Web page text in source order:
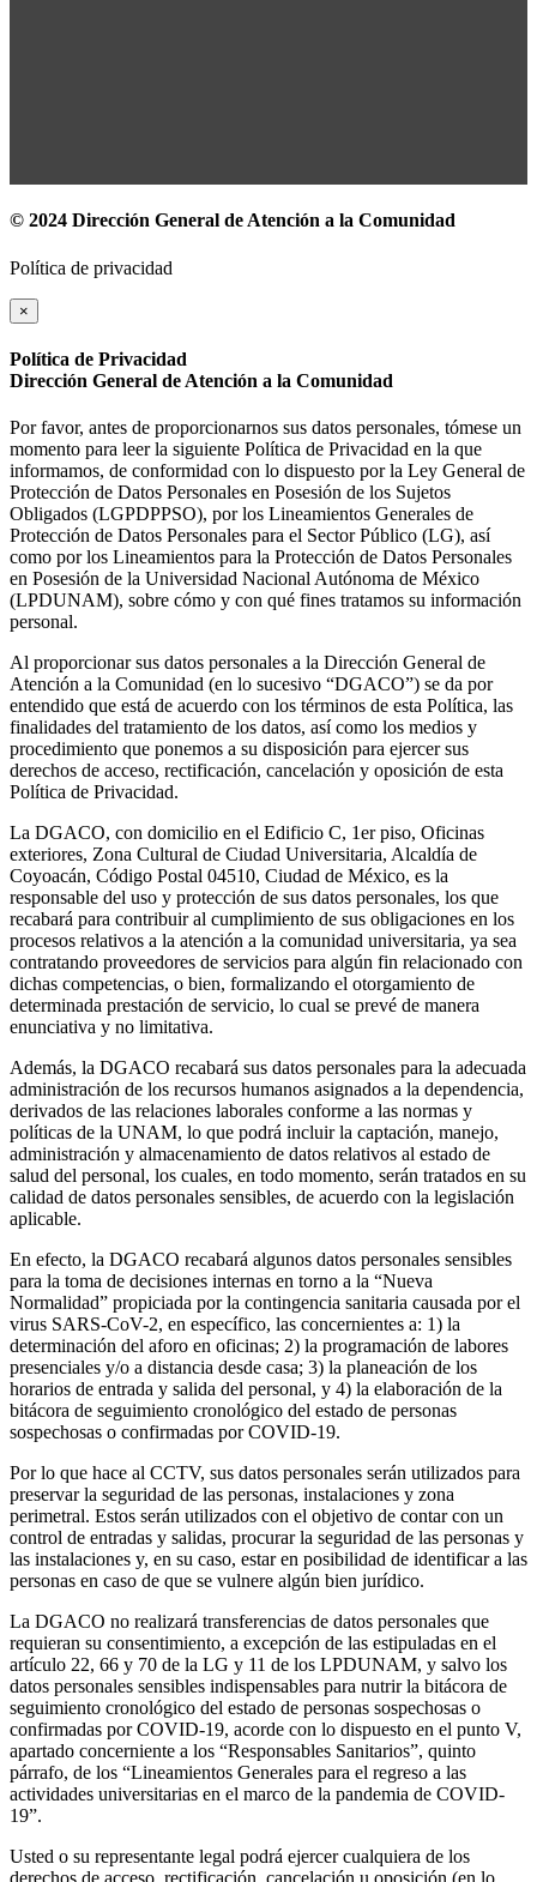
© 2024 Dirección General de Atención a la Comunidad
Política de privacidad
×
Política de Privacidad
Dirección General de Atención a la Comunidad
Por favor, antes de proporcionarnos sus datos personales, tómese un
momento para leer la siguiente Política de Privacidad en la que
informamos, de conformidad con lo dispuesto por la Ley General de
Protección de Datos Personales en Posesión de los Sujetos
Obligados (LGPDPPSO), por los Lineamientos Generales de
Protección de Datos Personales para el Sector Público (LG), así
como por los Lineamientos para la Protección de Datos Personales
en Posesión de la Universidad Nacional Autónoma de México
(LPDUNAM), sobre cómo y con qué fines tratamos su información
personal.
Al proporcionar sus datos personales a la Dirección General de
Atención a la Comunidad (en lo sucesivo “DGACO”) se da por
entendido que está de acuerdo con los términos de esta Política, las
finalidades del tratamiento de los datos, así como los medios y
procedimiento que ponemos a su disposición para ejercer sus
derechos de acceso, rectificación, cancelación y oposición de esta
Política de Privacidad.
La DGACO, con domicilio en el Edificio C, 1er piso, Oficinas
exteriores, Zona Cultural de Ciudad Universitaria, Alcaldía de
Coyoacán, Código Postal 04510, Ciudad de México, es la
responsable del uso y protección de sus datos personales, los que
recabará para contribuir al cumplimiento de sus obligaciones en los
procesos relativos a la atención a la comunidad universitaria, ya sea
contratando proveedores de servicios para algún fin relacionado con
dichas competencias, o bien, formalizando el otorgamiento de
determinada prestación de servicio, lo cual se prevé de manera
enunciativa y no limitativa.
Además, la DGACO recabará sus datos personales para la adecuada
administración de los recursos humanos asignados a la dependencia,
derivados de las relaciones laborales conforme a las normas y
políticas de la UNAM, lo que podrá incluir la captación, manejo,
administración y almacenamiento de datos relativos al estado de
salud del personal, los cuales, en todo momento, serán tratados en su
calidad de datos personales sensibles, de acuerdo con la legislación
aplicable.
En efecto, la DGACO recabará algunos datos personales sensibles
para la toma de decisiones internas en torno a la “Nueva
Normalidad” propiciada por la contingencia sanitaria causada por el
virus SARS-CoV-2, en específico, las concernientes a: 1) la
determinación del aforo en oficinas; 2) la programación de labores
presenciales y/o a distancia desde casa; 3) la planeación de los
horarios de entrada y salida del personal, y 4) la elaboración de la
bitácora de seguimiento cronológico del estado de personas
sospechosas o confirmadas por COVID-19.
Por lo que hace al CCTV, sus datos personales serán utilizados para
preservar la seguridad de las personas, instalaciones y zona
perimetral. Estos serán utilizados con el objetivo de contar con un
control de entradas y salidas, procurar la seguridad de las personas y
las instalaciones y, en su caso, estar en posibilidad de identificar a las
personas en caso de que se vulnere algún bien jurídico.
La DGACO no realizará transferencias de datos personales que
requieran su consentimiento, a excepción de las estipuladas en el
artículo 22, 66 y 70 de la LG y 11 de los LPDUNAM, y salvo los
datos personales sensibles indispensables para nutrir la bitácora de
seguimiento cronológico del estado de personas sospechosas o
confirmadas por COVID-19, acorde con lo dispuesto en el punto V,
apartado concerniente a los “Responsables Sanitarios”, quinto
párrafo, de los “Lineamientos Generales para el regreso a las
actividades universitarias en el marco de la pandemia de COVID-
19”.
Usted o su representante legal podrá ejercer cualquiera de los